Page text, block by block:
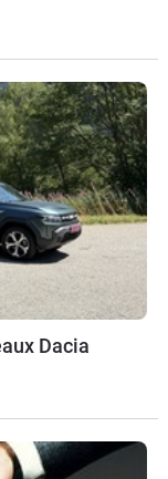
Dacia